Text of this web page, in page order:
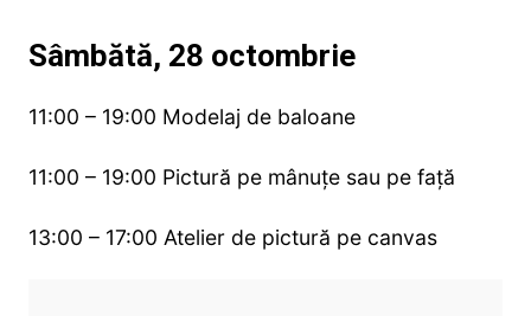
Sâmbătă, 28 octombrie
11:00 – 19:00 Modelaj de baloane
11:00 – 19:00 Pictură pe mânuțe sau pe față
13:00 – 17:00 Atelier de pictură pe canvas